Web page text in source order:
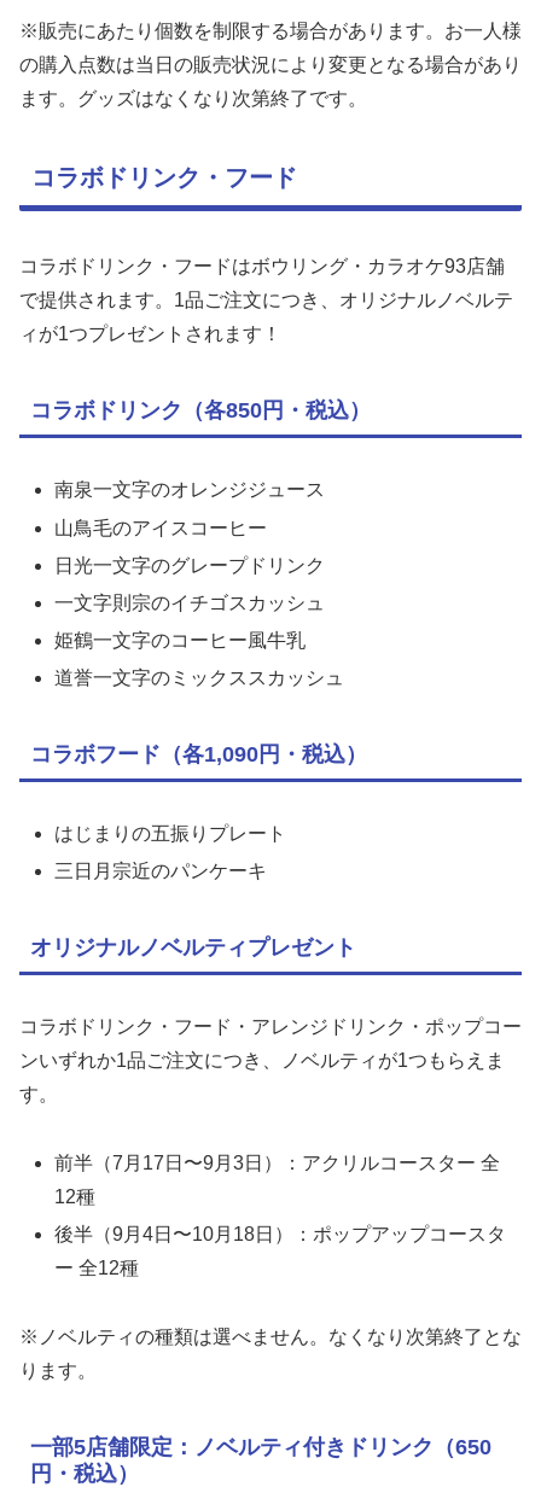
※販売にあたり個数を制限する場合があります。お一人様
の購入点数は当日の販売状況により変更となる場合があり
ます。グッズはなくなり次第終了です。
コラボドリンク・フード
コラボドリンク・フードはボウリング・カラオケ93店舗
で提供されます。1品ご注文につき、オリジナルノベルテ
ィが1つプレゼントされます！
コラボドリンク（各850円・税込）
南泉一文字のオレンジジュース
山鳥毛のアイスコーヒー
日光一文字のグレープドリンク
一文字則宗のイチゴスカッシュ
姫鶴一文字のコーヒー風牛乳
道誉一文字のミックススカッシュ
コラボフード（各1,090円・税込）
はじまりの五振りプレート
三日月宗近のパンケーキ
オリジナルノベルティプレゼント
コラボドリンク・フード・アレンジドリンク・ポップコー
ンいずれか1品ご注文につき、ノベルティが1つもらえま
す。
前半（7月17日〜9月3日）：アクリルコースター 全
12種
後半（9月4日〜10月18日）：ポップアップコースタ
ー 全12種
※ノベルティの種類は選べません。なくなり次第終了とな
ります。
一部5店舗限定：ノベルティ付きドリンク（650
円・税込）